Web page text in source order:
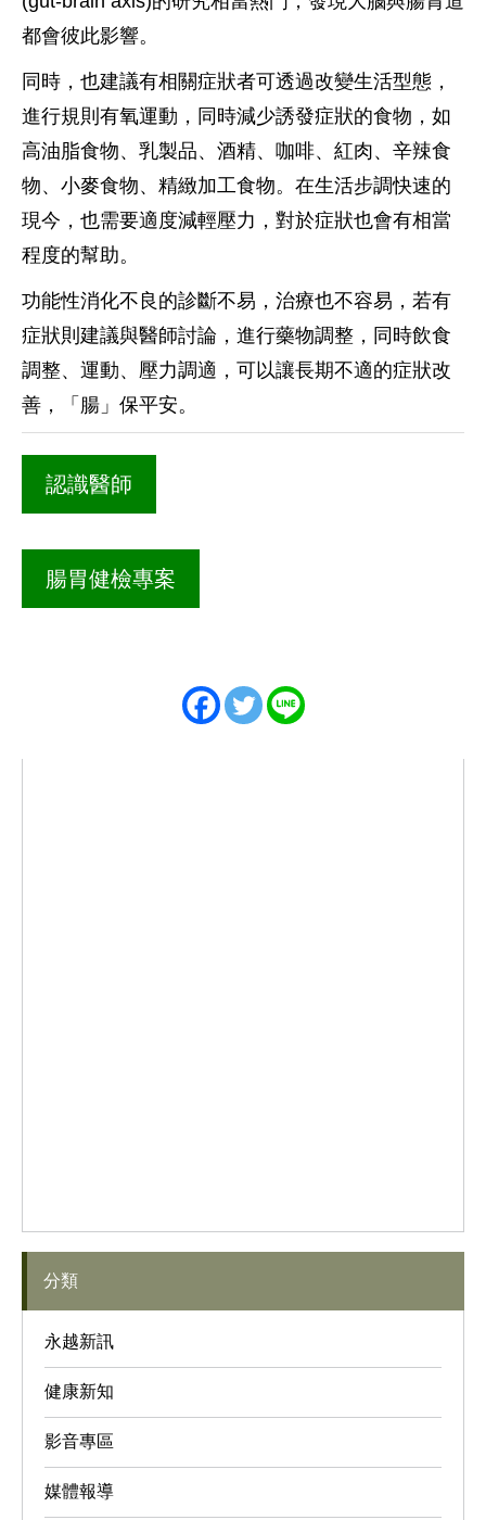
都會彼此影響。
同時，也建議有相關症狀者可透過改變生活型態，
進行規則有氧運動，同時減少誘發症狀的食物，如
高油脂食物、乳製品、酒精、咖啡、紅肉、辛辣食
物、小麥食物、精緻加工食物。在生活步調快速的
現今，也需要適度減輕壓力，對於症狀也會有相當
程度的幫助。
功能性消化不良的診斷不易，治療也不容易，若有
症狀則建議與醫師討論，進行藥物調整，同時飲食
調整、運動、壓力調適，可以讓長期不適的症狀改
善，「腸」保平安。
認識醫師
腸胃健檢專案
分類
永越新訊
健康新知
影音專區
媒體報導